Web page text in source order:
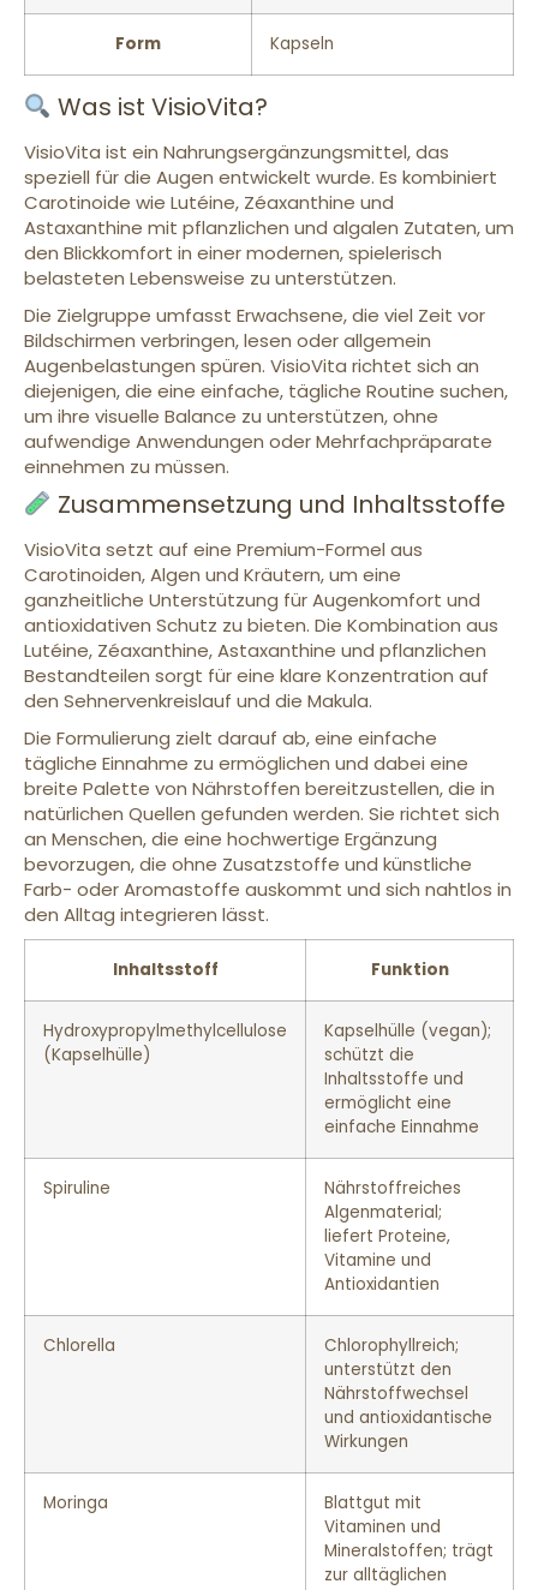
Form Kapseln
Was ist VisioVita?
VisioVita ist ein Nahrungsergänzungsmittel, das
speziell für die Augen entwickelt wurde. Es kombiniert
Carotinoide wie Lutéine, Zéaxanthine und
Astaxanthine mit pflanzlichen und algalen Zutaten, um
den Blickkomfort in einer modernen, spielerisch
belasteten Lebensweise zu unterstützen.
Die Zielgruppe umfasst Erwachsene, die viel Zeit vor
Bildschirmen verbringen, lesen oder allgemein
Augenbelastungen spüren. VisioVita richtet sich an
diejenigen, die eine einfache, tägliche Routine suchen,
um ihre visuelle Balance zu unterstützen, ohne
aufwendige Anwendungen oder Mehrfachpräparate
einnehmen zu müssen.
Zusammensetzung und Inhaltsstoffe
VisioVita setzt auf eine Premium-Formel aus
Carotinoiden, Algen und Kräutern, um eine
ganzheitliche Unterstützung für Augenkomfort und
antioxidativen Schutz zu bieten. Die Kombination aus
Lutéine, Zéaxanthine, Astaxanthine und pflanzlichen
Bestandteilen sorgt für eine klare Konzentration auf
den Sehnervenkreislauf und die Makula.
Die Formulierung zielt darauf ab, eine einfache
tägliche Einnahme zu ermöglichen und dabei eine
breite Palette von Nährstoffen bereitzustellen, die in
natürlichen Quellen gefunden werden. Sie richtet sich
an Menschen, die eine hochwertige Ergänzung
bevorzugen, die ohne Zusatzstoffe und künstliche
Farb- oder Aromastoffe auskommt und sich nahtlos in
den Alltag integrieren lässt.
Inhaltsstoff Funktion
Hydroxypropylmethylcellulose
(Kapselhülle)
Kapselhülle (vegan);
schützt die
Inhaltsstoffe und
ermöglicht eine
einfache Einnahme
Spiruline
Nährstoffreiches
Algenmaterial;
liefert Proteine,
Vitamine und
Antioxidantien
Chlorella
Chlorophyllreich;
unterstützt den
Nährstoffwechsel
und antioxidantische
Wirkungen
Moringa
Blattgut mit
Vitaminen und
Mineralstoffen; trägt
zur alltäglichen